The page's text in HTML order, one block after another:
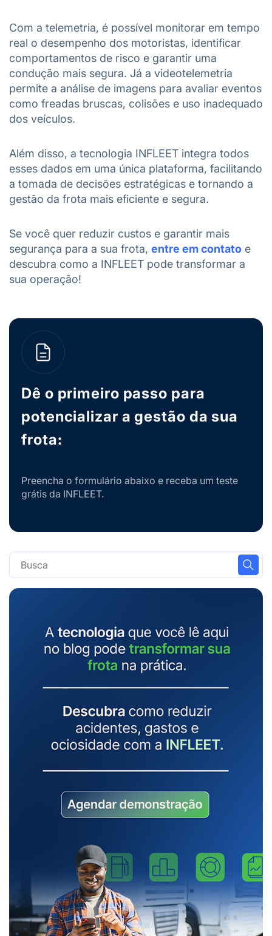
Com a telemetria, é possível monitorar em tempo
real o desempenho dos motoristas, identificar
comportamentos de risco e garantir uma
condução mais segura. Já a videotelemetria
permite a análise de imagens para avaliar eventos
como freadas bruscas, colisões e uso inadequado
dos veículos.
Além disso, a tecnologia INFLEET integra todos
esses dados em uma única plataforma, facilitando
a tomada de decisões estratégicas e tornando a
gestão da frota mais eficiente e segura.
Se você quer reduzir custos e garantir mais
segurança para a sua frota, entre em contato e
descubra como a INFLEET pode transformar a
sua operação!
Dê o primeiro passo para
potencializar a gestão da sua
frota:
Preencha o formulário abaixo e receba um teste
grátis da INFLEET.